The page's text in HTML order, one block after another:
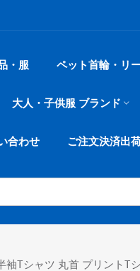
・服 ペット首輪・リ
大人・子供服 ブランド
合わせ ご注文決済出
袖tシャツ 丸首 プリント